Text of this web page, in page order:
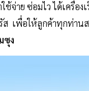
ช้จ่าย ซ่อมไว ได้เครื่อง
ส เพื่อให้ลูกค้าทุกท่าน
ซุง